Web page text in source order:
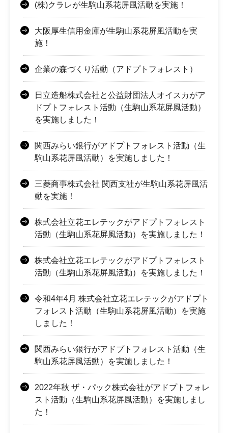
(株)クラレが生駒山系花屏風活動を実施！
大阪厚生信用金庫が生駒山系花屏風活動を実
施！
企業の森づくり活動（アドプトフォレスト）
日立造船株式会社と公益財団法人オイスカがア
ドプトフォレスト活動（生駒山系花屏風活動）
を実施しました！
関西みらい銀行がアドプトフォレスト活動（生
駒山系花屏風活動）を実施しました！
三菱商事株式会社 関西支社が生駒山系花屏風活
動を実施！
株式会社立花エレテックがアドプトフォレスト
活動（生駒山系花屏風活動）を実施しました！
株式会社立花エレテックがアドプトフォレスト
活動（生駒山系花屏風活動）を実施しました！
令和4年4月 株式会社立花エレテックがアドプト
フォレスト活動（生駒山系花屏風活動）を実施
しました！
関西みらい銀行がアドプトフォレスト活動（生
駒山系花屏風活動）を実施しました！
2022年秋 ザ・パック株式会社がアドプトフォレ
スト活動（生駒山系花屏風活動）を実施しまし
た！